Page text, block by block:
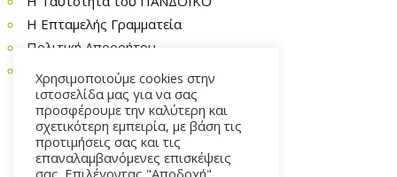
Η Επταμελής Γραμματεία
Πολιτική Απορρήτου
Χρησιμοποιούμε cookies στην
ιστοσελίδα μας για να σας
προσφέρουμε την καλύτερη και
σχετικότερη εμπειρία, με βάση τις
προτιμήσεις σας και τις
επαναλαμβανόμενες επισκέψεις
σας. Επιλέγοντας "Αποδοχή",